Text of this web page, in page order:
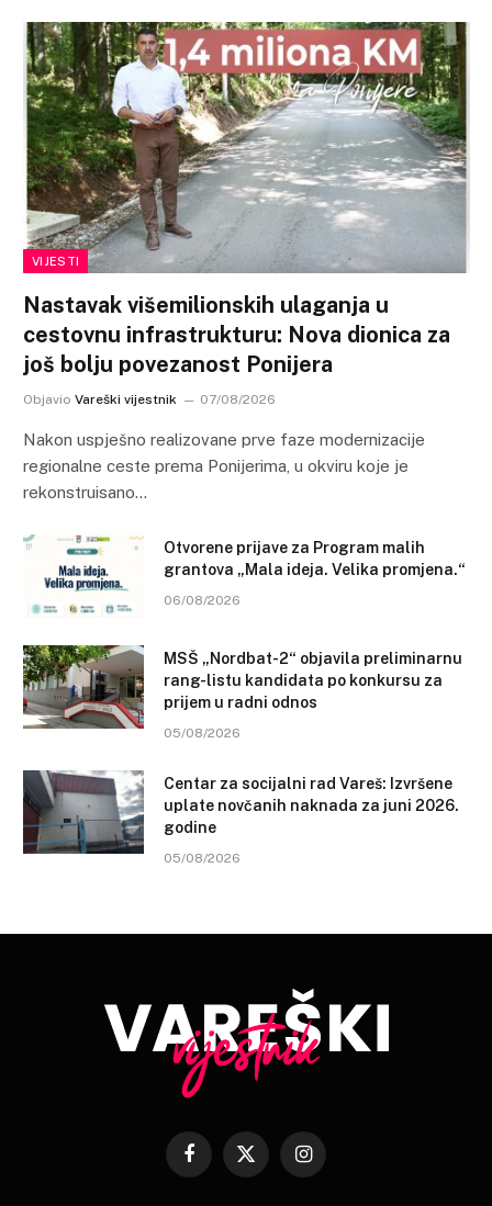
VIJESTI
Nastavak višemilionskih ulaganja u
cestovnu infrastrukturu: Nova dionica za
još bolju povezanost Ponijera
Objavio Vareški vijestnik 07/08/2026
Nakon uspješno realizovane prve faze modernizacije
regionalne ceste prema Ponijerima, u okviru koje je
rekonstruisano…
Otvorene prijave za Program malih
grantova „Mala ideja. Velika promjena.“
06/08/2026
MSŠ „Nordbat-2“ objavila preliminarnu
rang-listu kandidata po konkursu za
prijem u radni odnos
05/08/2026
Centar za socijalni rad Vareš: Izvršene
uplate novčanih naknada za juni 2026.
godine
05/08/2026
Facebook
X
Instagram